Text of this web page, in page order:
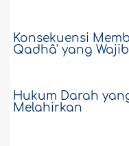
Konsekuensi
Qadhâ' yang Wajib
Hukum Darah
Melahirkan